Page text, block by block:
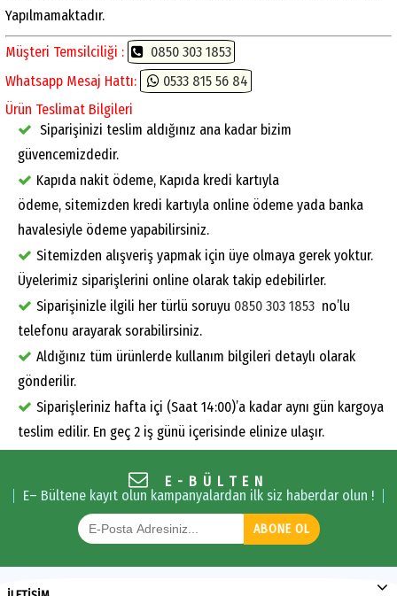
Yapılmamaktadır.
Müşteri Temsilciliği :
0850 303 1853
Whatsapp Mesaj Hattı:
0533 815 56 84
Ürün Teslimat Bilgileri
Siparişinizi teslim aldığınız ana kadar bizim
güvencemizdedir.
Kapıda nakit ödeme, Kapıda kredi kartıyla
ödeme, sitemizden kredi kartıyla online ödeme yada banka
havalesiyle ödeme yapabilirsiniz.
Sitemizden alışveriş yapmak için üye olmaya gerek yoktur.
Üyelerimiz siparişlerini online olarak takip edebilirler.
Siparişinizle ilgili her türlü soruyu 0850 303 1853 no’lu
telefonu arayarak sorabilirsiniz.
Aldığınız tüm ürünlerde kullanım bilgileri detaylı olarak
gönderilir.
Siparişleriniz hafta içi (Saat 14:00)’a kadar aynı gün kargoya
teslim edilir. En geç 2 iş günü içerisinde elinize ulaşır.
E-BÜLTEN
E– Bültene kayıt olun kampanyalardan ilk siz haberdar olun !
ABONE OL